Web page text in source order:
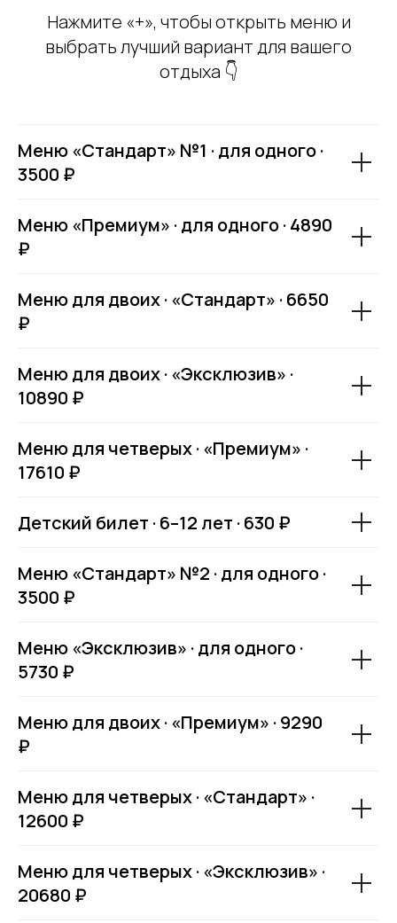
Нажмите «+», чтобы открыть меню и
выбрать лучший вариант для вашего
отдыха 👇
Меню «Стандарт» №1 · для одного ·
3500 ₽
Меню «Премиум» · для одного · 4890
₽
Меню для двоих · «Стандарт» · 6650
₽
Меню для двоих · «Эксклюзив» ·
10890 ₽
Меню для четверых · «Премиум» ·
17610 ₽
Детский билет · 6–12 лет · 630 ₽
Меню «Стандарт» №2 · для одного ·
3500 ₽
Меню «Эксклюзив» · для одного ·
5730 ₽
Меню для двоих · «Премиум» · 9290
₽
Меню для четверых · «Стандарт» ·
12600 ₽
Меню для четверых · «Эксклюзив» ·
20680 ₽